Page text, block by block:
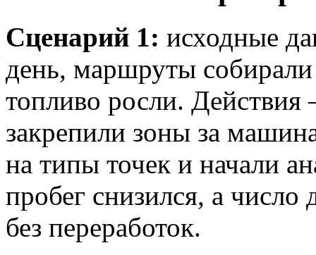
Сценарий 1: исходные
день, маршруты
топливо росли. Действия
закрепили зоны за
на типы точек и начали
пробег снизился, а
без переработок.